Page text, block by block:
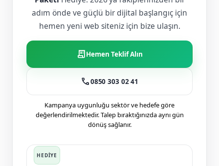
adım önde ve güçlü bir dijital başlangıç için
hemen yeni web siteniz için bize ulaşın.
receipt_longHemen Teklif Alın
call0850 303 02 41
Kampanya uygunluğu sektör ve hedefe göre
değerlendirilmektedir. Talep bıraktığınızda aynı gün
dönüş sağlanır.